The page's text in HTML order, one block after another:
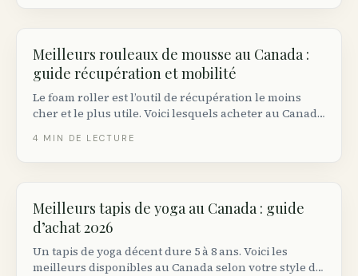
Meilleurs rouleaux de mousse au Canada :
guide récupération et mobilité
Le foam roller est l’outil de récupération le moins
cher et le plus utile. Voici lesquels acheter au Canada
4 MIN DE LECTURE
Meilleurs tapis de yoga au Canada : guide
d’achat 2026
Un tapis de yoga décent dure 5 à 8 ans. Voici les
meilleurs disponibles au Canada selon votre style de